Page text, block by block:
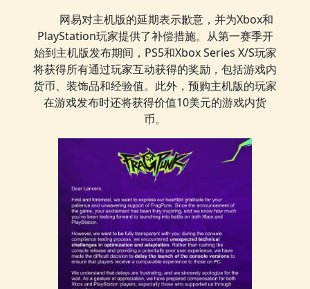
网易对主机版的延期表示歉意，并为Xbox和
PlayStation玩家提供了补偿措施。从第一赛季开
始到主机版发布期间，PS5和Xbox Series X/S玩家
将获得所有通过玩家互动获得的奖励，包括游戏内
货币、装饰品和经验值。此外，预购主机版的玩家
在游戏发布时还将获得价值10美元的游戏内货
币。